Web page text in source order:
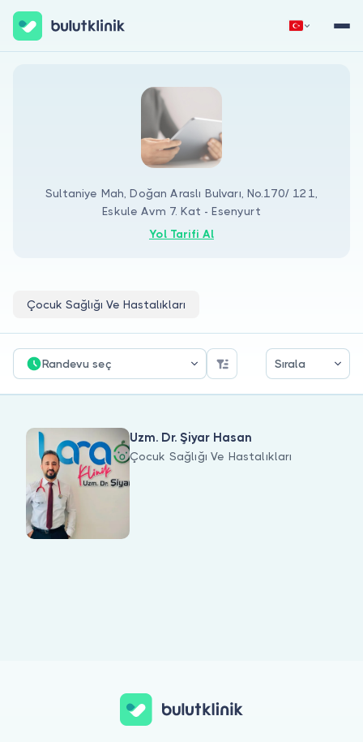
Doktorlar için
Doktor musunuz?
Sultaniye Mah, Doğan Araslı Bulvarı, No.170/ 121,
Eskule Avm 7. Kat - Esenyurt
Yol Tarifi Al
Çocuk Sağlığı Ve Hastalıkları
Randevu seç Sırala
Uzm. Dr. Şiyar Hasan
Çocuk Sağlığı Ve Hastalıkları